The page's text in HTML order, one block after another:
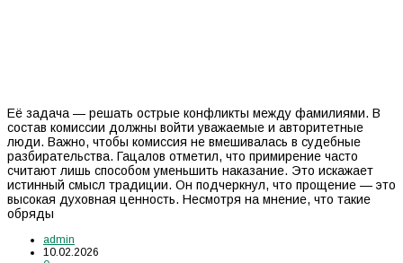
Её задача — решать острые конфликты между фамилиями. В
состав комиссии должны войти уважаемые и авторитетные
люди. Важно, чтобы комиссия не вмешивалась в судебные
разбирательства. Гацалов отметил, что примирение часто
считают лишь способом уменьшить наказание. Это искажает
истинный смысл традиции. Он подчеркнул, что прощение — это
высокая духовная ценность. Несмотря на мнение, что такие
обряды
admin
10.02.2026